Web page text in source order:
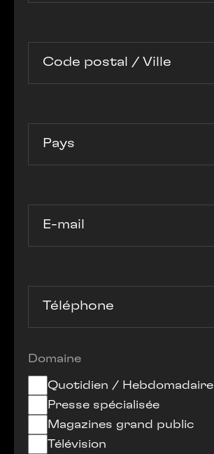
Code postal / Ville
Pays
E-mail
Téléphone
Domaine
Quotidien / Hebdomadaire
Presse spécialisée
Magazines grand public
Télévision